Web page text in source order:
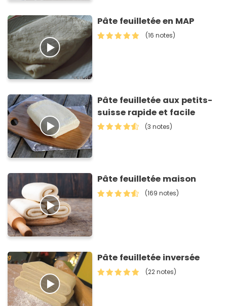
Pâte feuilletée en MAP
(16 notes)
Pâte feuilletée aux petits-
suisse rapide et facile
(3 notes)
Pâte feuilletée maison
(169 notes)
Pâte feuilletée inversée
(22 notes)